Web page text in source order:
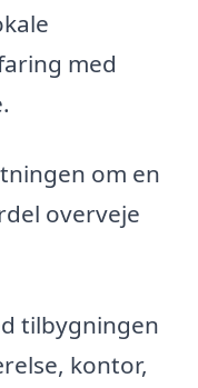
med
om en
overveje
tilbygningen
kontor,